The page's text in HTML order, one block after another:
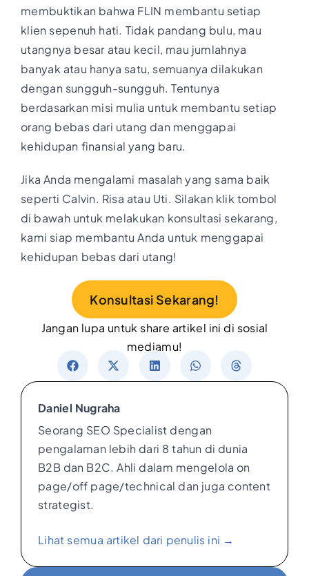
membuktikan bahwa FLIN membantu setiap
klien sepenuh hati. Tidak pandang bulu, mau
utangnya besar atau kecil, mau jumlahnya
banyak atau hanya satu, semuanya dilakukan
dengan sungguh-sungguh. Tentunya
berdasarkan misi mulia untuk membantu setiap
orang bebas dari utang dan menggapai
kehidupan finansial yang baru.
Jika Anda mengalami masalah yang sama baik
seperti Calvin. Risa atau Uti. Silakan klik tombol
di bawah untuk melakukan konsultasi sekarang,
kami siap membantu Anda untuk menggapai
kehidupan bebas dari utang!
Konsultasi Sekarang!
Jangan lupa untuk share artikel ini di sosial
mediamu!
Daniel Nugraha
Seorang SEO Specialist dengan
pengalaman lebih dari 8 tahun di dunia
B2B dan B2C. Ahli dalam mengelola on
page/off page/technical dan juga content
strategist.
Lihat semua artikel dari penulis ini →